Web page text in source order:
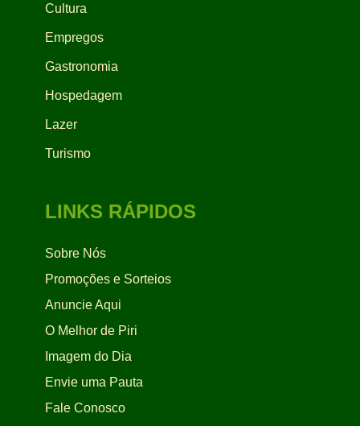
Cultura
Empregos
Gastronomia
Hospedagem
Lazer
Turismo
LINKS RÁPIDOS
Sobre Nós
Promoções e Sorteios
Anuncie Aqui
O Melhor de Piri
Imagem do Dia
Envie uma Pauta
Fale Conosco